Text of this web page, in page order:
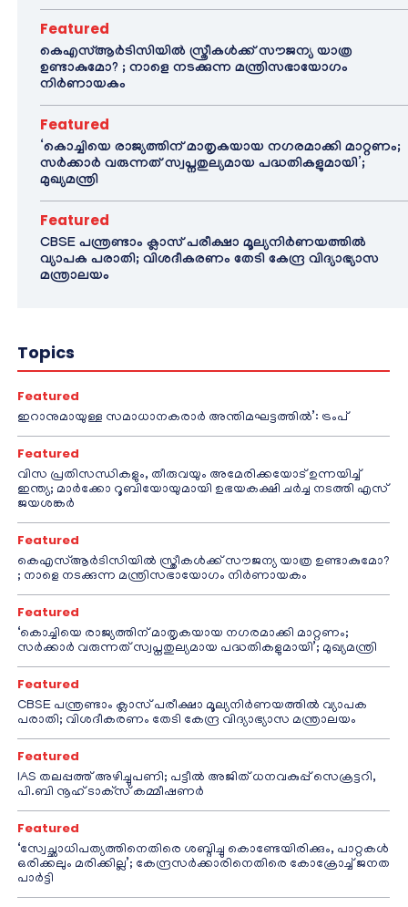
Featured
കെഎസ്ആർടിസിയിൽ സ്ത്രീകൾക്ക് സൗജന്യ യാത്ര
ഉണ്ടാകുമോ? ; നാളെ നടക്കുന്ന മന്ത്രിസഭായോഗം
നിർണായകം
Featured
‘കൊച്ചിയെ രാജ്യത്തിന് മാതൃകയായ നഗരമാക്കി മാറ്റണം;
സർക്കാർ വരുന്നത് സ്വപ്നതുല്യമായ പദ്ധതികളുമായി’;
മുഖ്യമന്ത്രി
Featured
CBSE പന്ത്രണ്ടാം ക്ലാസ് പരീക്ഷാ മൂല്യനിർണയത്തിൽ
വ്യാപക പരാതി; വിശദീകരണം തേടി കേന്ദ്ര വിദ്യാഭ്യാസ
മന്ത്രാലയം
Topics
Featured
ഇറാനുമായുള്ള സമാധാനകരാർ അന്തിമഘട്ടത്തിൽ‌’: ട്രംപ്
Featured
വിസ പ്രതിസന്ധികളും, തീരുവയും അമേരിക്കയോട് ഉന്നയിച്ച്
ഇന്ത്യ; മാർക്കോ റൂബിയോയുമായി ഉഭയകക്ഷി ചർച്ച നടത്തി എസ്
ജയശങ്കർ
Featured
കെഎസ്ആർടിസിയിൽ സ്ത്രീകൾക്ക് സൗജന്യ യാത്ര ഉണ്ടാകുമോ?
; നാളെ നടക്കുന്ന മന്ത്രിസഭായോഗം നിർണായകം
Featured
‘കൊച്ചിയെ രാജ്യത്തിന് മാതൃകയായ നഗരമാക്കി മാറ്റണം;
സർക്കാർ വരുന്നത് സ്വപ്നതുല്യമായ പദ്ധതികളുമായി’; മുഖ്യമന്ത്രി
Featured
CBSE പന്ത്രണ്ടാം ക്ലാസ് പരീക്ഷാ മൂല്യനിർണയത്തിൽ വ്യാപക
പരാതി; വിശദീകരണം തേടി കേന്ദ്ര വിദ്യാഭ്യാസ മന്ത്രാലയം
Featured
IAS തലപ്പത്ത് അഴിച്ചുപണി; പട്ടീല്‍ അജിത് ധനവകുപ്പ് സെക്രട്ടറി,
പി.ബി നൂഹ് ടാക്‌സ് കമ്മീഷണര്‍
Featured
‘സ്വേച്ഛാധിപത്യത്തിനെതിരെ ശബ്ദിച്ചു കൊണ്ടേയിരിക്കും, പാറ്റകൾ
ഒരിക്കലും മരിക്കില്ല’; കേന്ദ്രസർക്കാരിനെതിരെ കോക്രോച്ച് ജനത
പാർട്ടി